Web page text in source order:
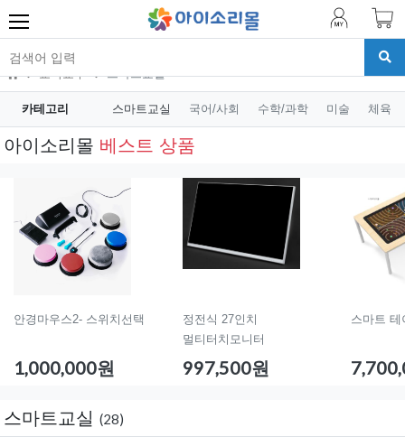
교육교구 스마트교실
카테고리 스마트교실 국어/사회 수학/과학 미술 체육
아이소리몰 베스트 상품
안경마우스2- 스위치선택
1,000,000원
정전식 27인치
멀티터치모니터
997,500원
스마트
스마트교실 (28)